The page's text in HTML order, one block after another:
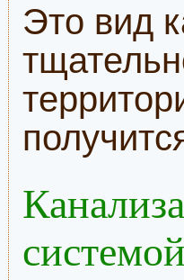
Это вид